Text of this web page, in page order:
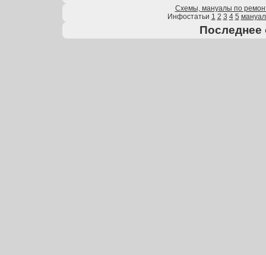
Схемы, мануалы по
Инфостатьи 1 2 3 4 5